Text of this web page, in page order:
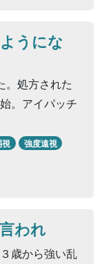
うにな
。処方された
。アイパッチ
視
強度遠視
われ
歳から強い乱